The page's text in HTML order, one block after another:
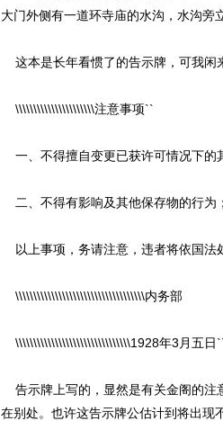
大门外侧有一道环寺庙的水沟，水沟旁
这本是长年看惯了的告示牌，可我闲
\\\\\\\\\\\\\\\\\\\\\\注意事项``
一、不得擅自变更已获许可情况下的
二、不得有影响及其他保存物的行为；
以上事项，务请注意，违者将依国法
\\\\\\\\\\\\\\\\\\\\\\\\\\\\\\\\\\\\内务部
\\\\\\\\\\\\\\\\\\\\\\\\\\\\\\\\1928年3月五日
告示牌上写的，显然是有关金阁的注
在别处。也许这告示牌公估计到将出现